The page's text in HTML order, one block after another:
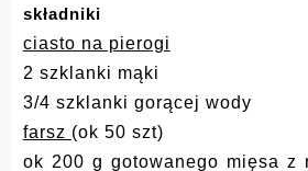
składniki
ciasto na pierogi
2 szklanki mąki
3/4 szklanki gorącej wody
farsz (ok 50 szt)
ok 200 g gotowanego mięsa z